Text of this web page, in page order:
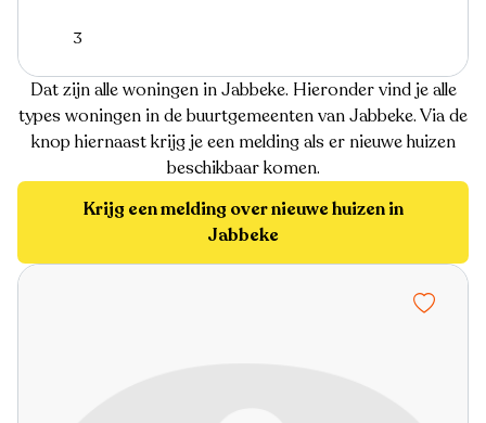
3
Dat zijn alle woningen in Jabbeke. Hieronder vind je alle
types woningen in de buurtgemeenten van Jabbeke. Via de
knop hiernaast krijg je een melding als er nieuwe huizen
beschikbaar komen.
Krijg een melding over nieuwe huizen in
Jabbeke